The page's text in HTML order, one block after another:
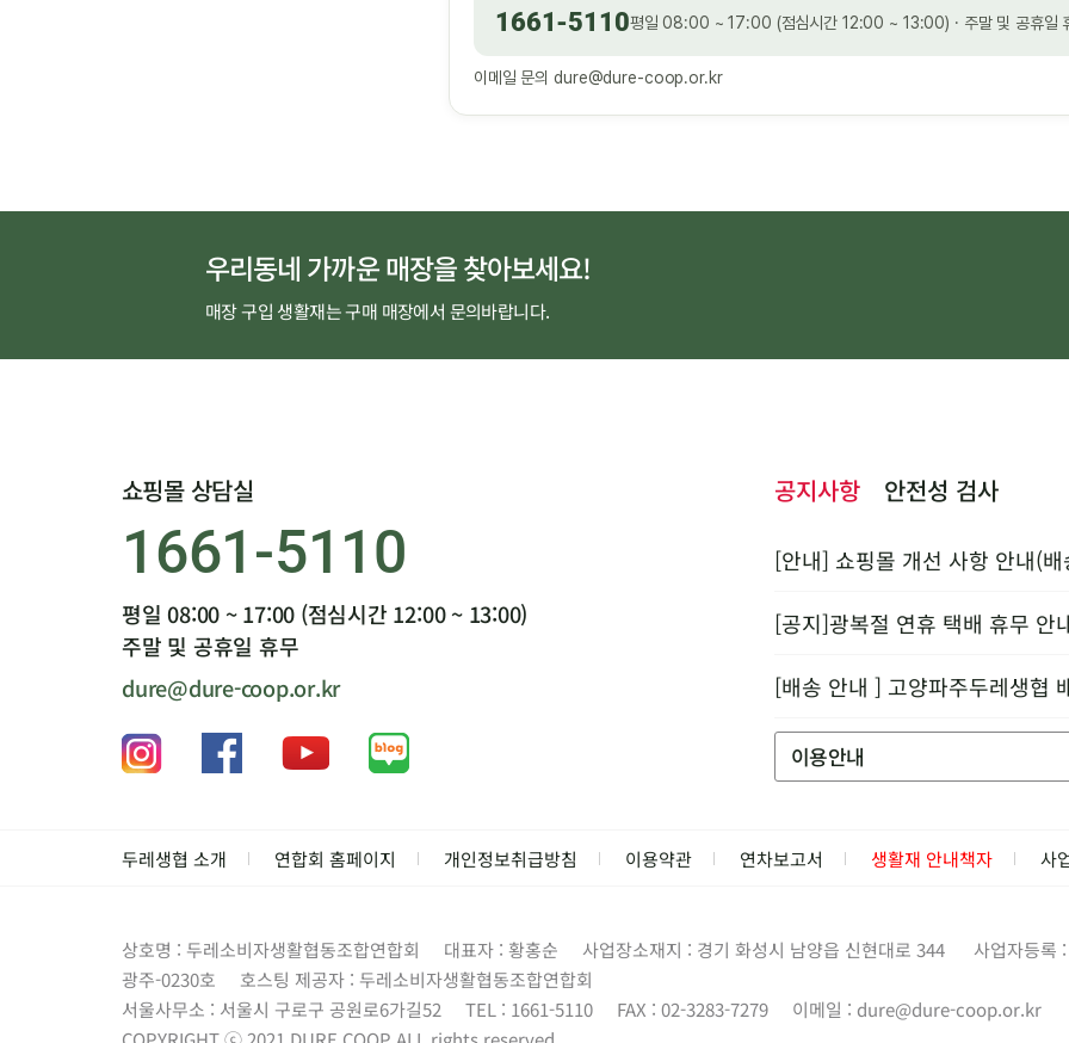
1661-5110평일 08:00 ~ 17:00 (점심시간 12:00 ~ 13:00) · 주말 및 공휴일
이메일 문의dure@dure-coop.or.kr
우리동네 가까운 매장을 찾아보세요!
매장 구입 생활재는 구매 매장에서 문의바랍니다.
쇼핑몰 상담실
1661-5110
평일 08:00 ~ 17:00 (점심시간 12:00 ~ 13:00)
주말 및 공휴일 휴무
dure@dure-coop.or.kr
공지사항 안전성 검사
[안내] 쇼핑몰 개선 사항 안내(
[공지]광복절 연휴 택배 휴무 안
[배송 안내 ] 고양파주두레생협
이용안내
두레생협 소개 연합회 홈페이지 개인정보취급방침 이용약관 연차보고서 생활재 안내책자 사
상호명 : 두레소비자생활협동조합연합회 대표자 : 황홍순 사업장소재지 : 경기 화성시 남양읍 신현대로 344
사업자등록
광주-0230호
호스팅 제공자 : 두레소비자생활협동조합연합회
서울사무소 : 서울시 구로구 공원로6가길52
TEL : 1661-5110 FAX : 02-3283-7279 이메일 : dure@dure-coop.or.kr